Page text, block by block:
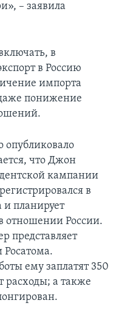
– заявила
в
в Россию
импорта
понижение
что Джон
кампании
в
и планирует
отношении России.
представляет
ему заплатят 350
расходы; а также